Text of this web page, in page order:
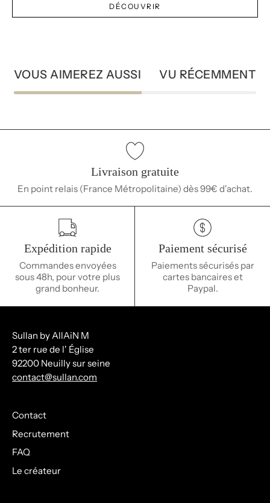
DÉCOUVRIR
VOUS AIMEREZ AUSSI VU RÉCEMMENT
Livraison gratuite
En point relais (France Métropolitaine) dès 99€ d'achat.
Expédition rapide
Commandes envoyées
sous 48h, pour votre plus
grand bonheur.
Paiement sécurisé
Paiements sécurisés par
cartes bancaires et
Paypal.
Sullan by AllAiN M
2 ter rue de l' Église
92200 Neuilly sur seine
contact@sullan.com
Contact
Recrutement
FAQ
Le créateur